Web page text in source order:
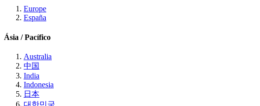
Europe
España
Ásia / Pacífico
Australia
中国
India
Indonesia
日本
대한민국